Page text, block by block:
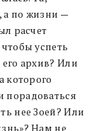
а по жизни —
расчет
успеть
архив? Или
которого
порадоваться
нее Зоей? Или
Нам не